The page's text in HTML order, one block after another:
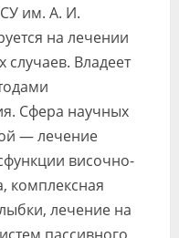
им. А. И.
на лечении
случаев. Владеет
Сфера научных
— лечение
височно-
комплексная
лечение на